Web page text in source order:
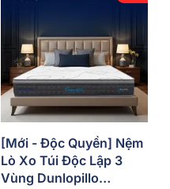
[Mới - Độc Quyền] Nệm
Lò Xo Túi Độc Lập 3
Vùng Dunlopillo